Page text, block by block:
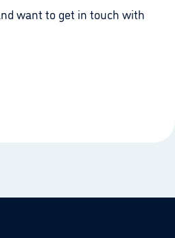
want to get in touch with